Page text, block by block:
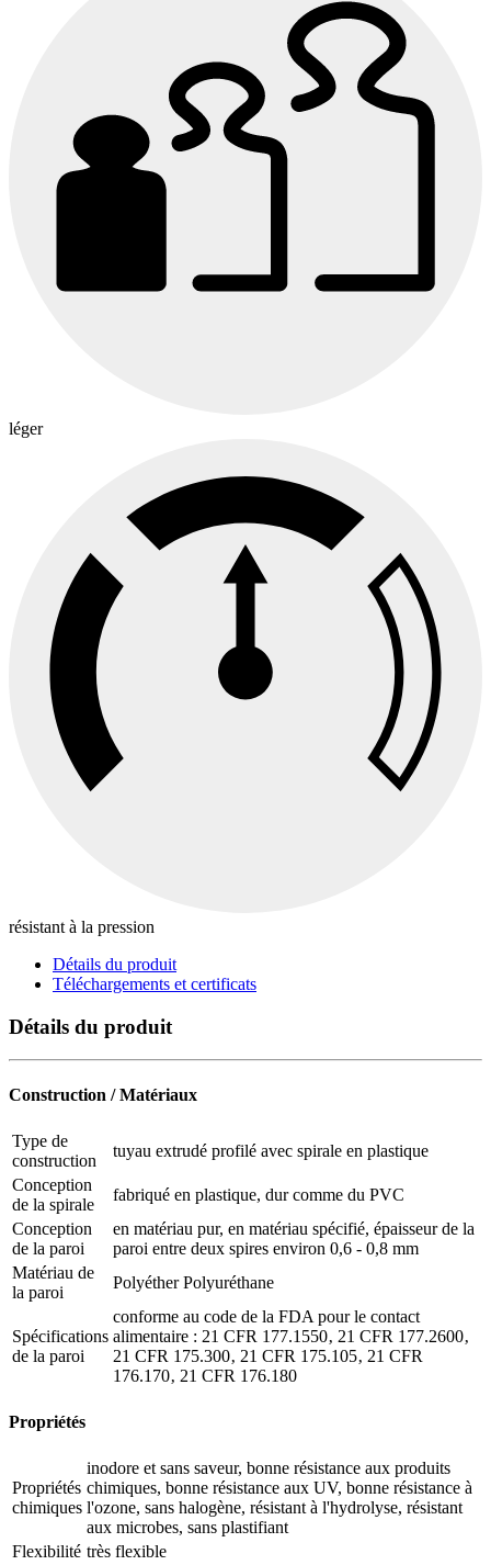
léger
résistant à la pression
Détails du produit
Téléchargements et certificats
Détails du produit
Construction / Matériaux
Type de
construction
tuyau extrudé profilé avec spirale en plastique
Conception
de la spirale
fabriqué en plastique, dur comme du PVC
Conception
de la paroi
en matériau pur, en matériau spécifié, épaisseur de la
paroi entre deux spires environ 0,6 - 0,8 mm
Matériau de
la paroi
Polyéther Polyuréthane
Spécifications
de la paroi
conforme au code de la FDA pour le contact
alimentaire : 21 CFR 177.1550‚ 21 CFR 177.2600‚
21 CFR 175.300‚ 21 CFR 175.105‚ 21 CFR
176.170‚ 21 CFR 176.180
Propriétés
Propriétés
chimiques
inodore et sans saveur, bonne résistance aux produits
chimiques, bonne résistance aux UV, bonne résistance à
l'ozone, sans halogène, résistant à l'hydrolyse, résistant
aux microbes, sans plastifiant
Flexibilité très flexible